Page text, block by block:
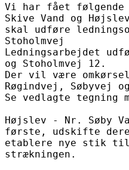
Vi har fået følgende
Skive Vand og
skal udføre
Stoholmvej
Ledningsarbejdet
og Stoholmvej 12.
Der vil være
Røgindvej, Søbyvej
Se vedlagte tegning
Højslev - Nr. Søby
første, udskifte
etablere nye stik til
strækningen.